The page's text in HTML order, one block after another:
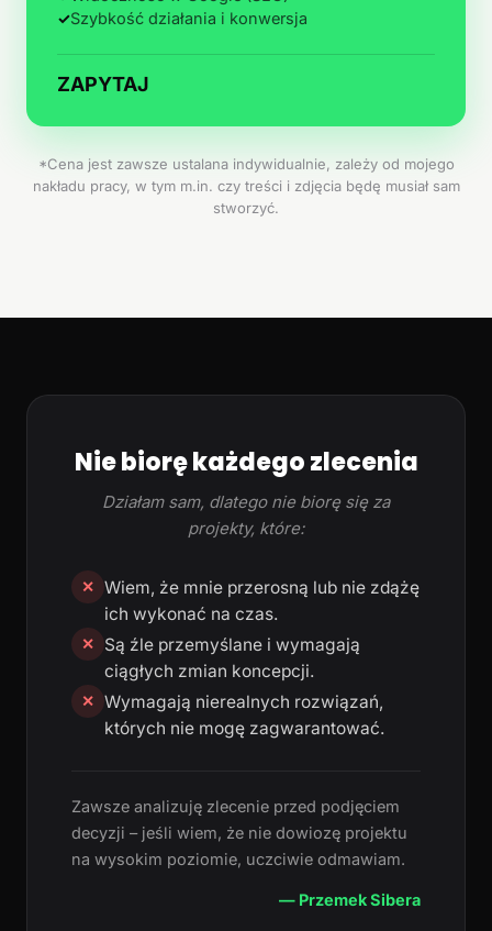
✓Szybkość działania i konwersja
ZAPYTAJ
*Cena jest zawsze ustalana indywidualnie, zależy od mojego
nakładu pracy, w tym m.in. czy treści i zdjęcia będę musiał sam
stworzyć.
Nie biorę każdego zlecenia
Działam sam, dlatego nie biorę się za
projekty, które:
✕ Wiem, że mnie przerosną lub nie zdążę
ich wykonać na czas.
✕
Są źle przemyślane i wymagają
ciągłych zmian koncepcji.
✕ Wymagają nierealnych rozwiązań,
których nie mogę zagwarantować.
Zawsze analizuję zlecenie przed podjęciem
decyzji – jeśli wiem, że nie dowiozę projektu
na wysokim poziomie, uczciwie odmawiam.
— Przemek Sibera